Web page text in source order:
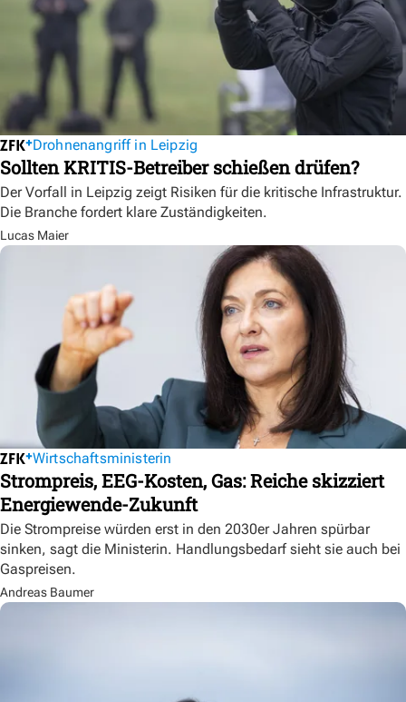
Drohnenangriff in Leipzig
Sollten KRITIS-Betreiber schießen drüfen?
Der Vorfall in Leipzig zeigt Risiken für die kritische Infrastruktur.
Die Branche fordert klare Zuständigkeiten.
Lucas Maier
Wirtschaftsministerin
Strompreis, EEG-Kosten, Gas: Reiche skizziert
Energiewende-Zukunft
Die Strompreise würden erst in den 2030er Jahren spürbar
sinken, sagt die Ministerin. Handlungsbedarf sieht sie auch bei
Gaspreisen.
Andreas Baumer